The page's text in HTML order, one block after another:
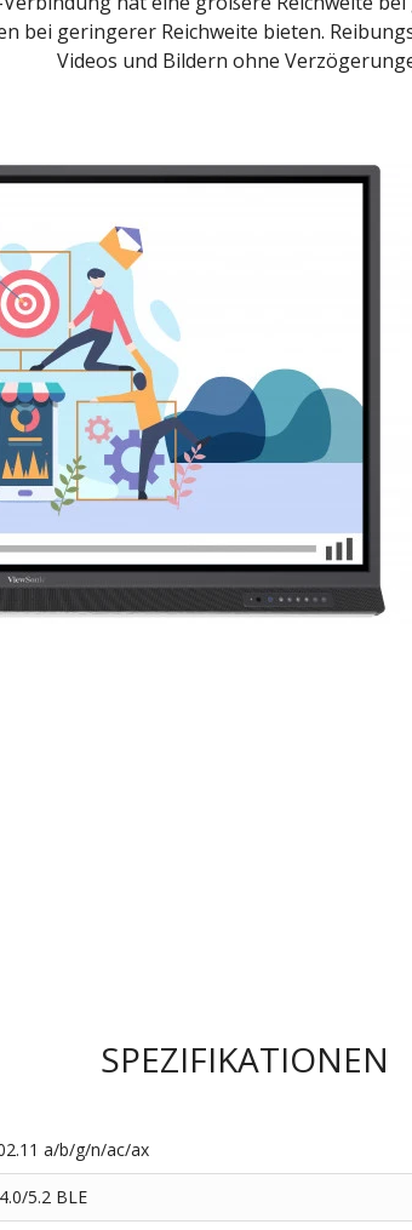
bei geringerer Reichweite bieten.
Videos und Bildern ohne
SPEZIFIKATIONEN
a/b/g/n/ac/ax
5.2 BLE